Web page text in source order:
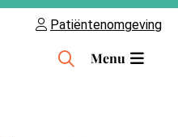
Patiëntenomgeving
H
Menu